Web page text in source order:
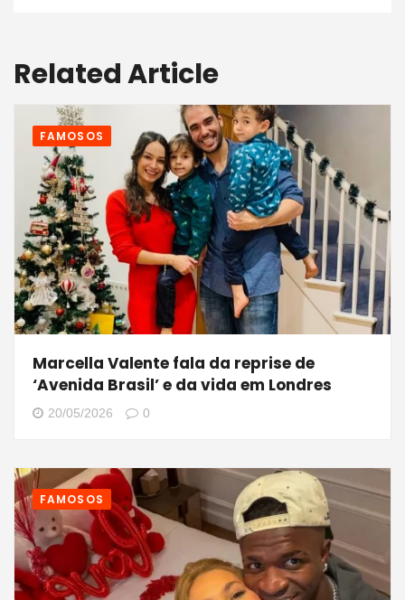
Related Article
FAMOSOS
Marcella Valente fala da reprise de
‘Avenida Brasil’ e da vida em Londres
20/05/2026 0
FAMOSOS